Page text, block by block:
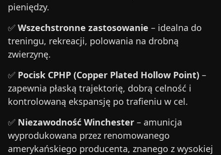
pieniędzy.
✅ Wszechstronne zastosowanie – idealna do
treningu, rekreacji, polowania na drobną
zwierzynę.
✅ Pocisk CPHP (Copper Plated Hollow Point) –
zapewnia płaską trajektorię, dobrą celność i
kontrolowaną ekspansję po trafieniu w cel.
✅ Niezawodność Winchester – amunicja
wyprodukowana przez renomowanego
amerykańskiego producenta, znanego z wysokiej